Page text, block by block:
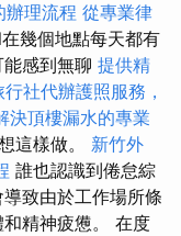
辦理流程 從專業律
幾個地點每天都有
感到無聊 提供精
行社代辦護照服務，
決頂樓漏水的專業
這樣做。 新竹外
誰也認識到倦怠綜
致由於工作場所條
精神疲憊。 在度